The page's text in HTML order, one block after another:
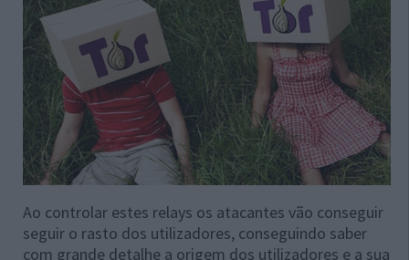
Ao controlar estes relays os atacantes vão conseguir
seguir o rasto dos utilizadores, conseguindo saber
com grande detalhe a origem dos utilizadores e a sua